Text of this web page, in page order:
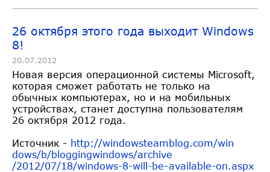
26 октября этого года выходит Windows
8!
20.07.2012
Новая версия операционной системы Microsoft,
которая сможет работать не только на
обычных компьютерах, но и на мобильных
устройствах, станет доступна пользователям
26 октября 2012 года.
Источник - http://windowsteamblog.com/win
dows/b/bloggingwindows/archive
/2012/07/18/windows-8-will-be-available-on.aspx